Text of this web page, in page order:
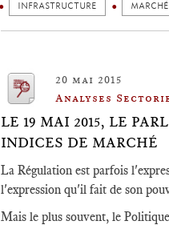
INFRASTRUCTURE
20 mai 2015
Analyses
LE 19 MAI 2015, LE
INDICES DE MARCHÉ
La Régulation est parfois
l'expression qu'il fait de son
Mais le plus souvent, le